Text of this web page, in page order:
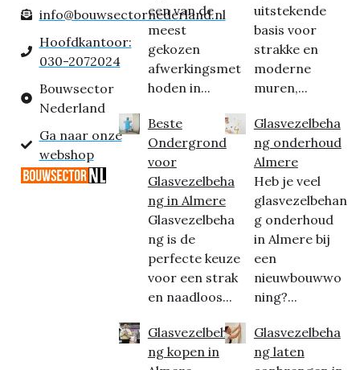
info@bouwsectornederland.nl
Hoofdkantoor:
030-2072024
Bouwsector
Nederland
Ga naar onze
webshop
een van de
meest
gekozen
afwerkingsmet
hoden in...
Beste
Ondergrond
voor
Glasvezelbeha
ng in Almere
Glasvezelbeha
ng is de
perfecte keuze
voor een strak
en naadloos...
Glasvezelbeha
ng kopen in
uitstekende
basis voor
strakke en
moderne
muren,...
Glasvezelbeha
ng onderhoud
Almere
Heb je veel
glasvezelbehan
g onderhoud
in Almere bij
een
nieuwbouwwo
ning?...
Glasvezelbeha
ng laten